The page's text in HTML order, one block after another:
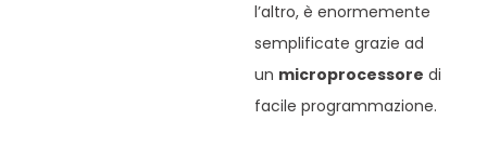
l’altro, è enormemente
semplificate grazie ad
un microprocessore di
facile programmazione.